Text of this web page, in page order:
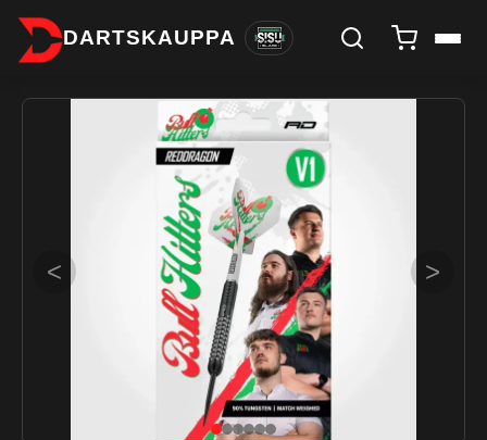
DARTSKAUPPA
< >